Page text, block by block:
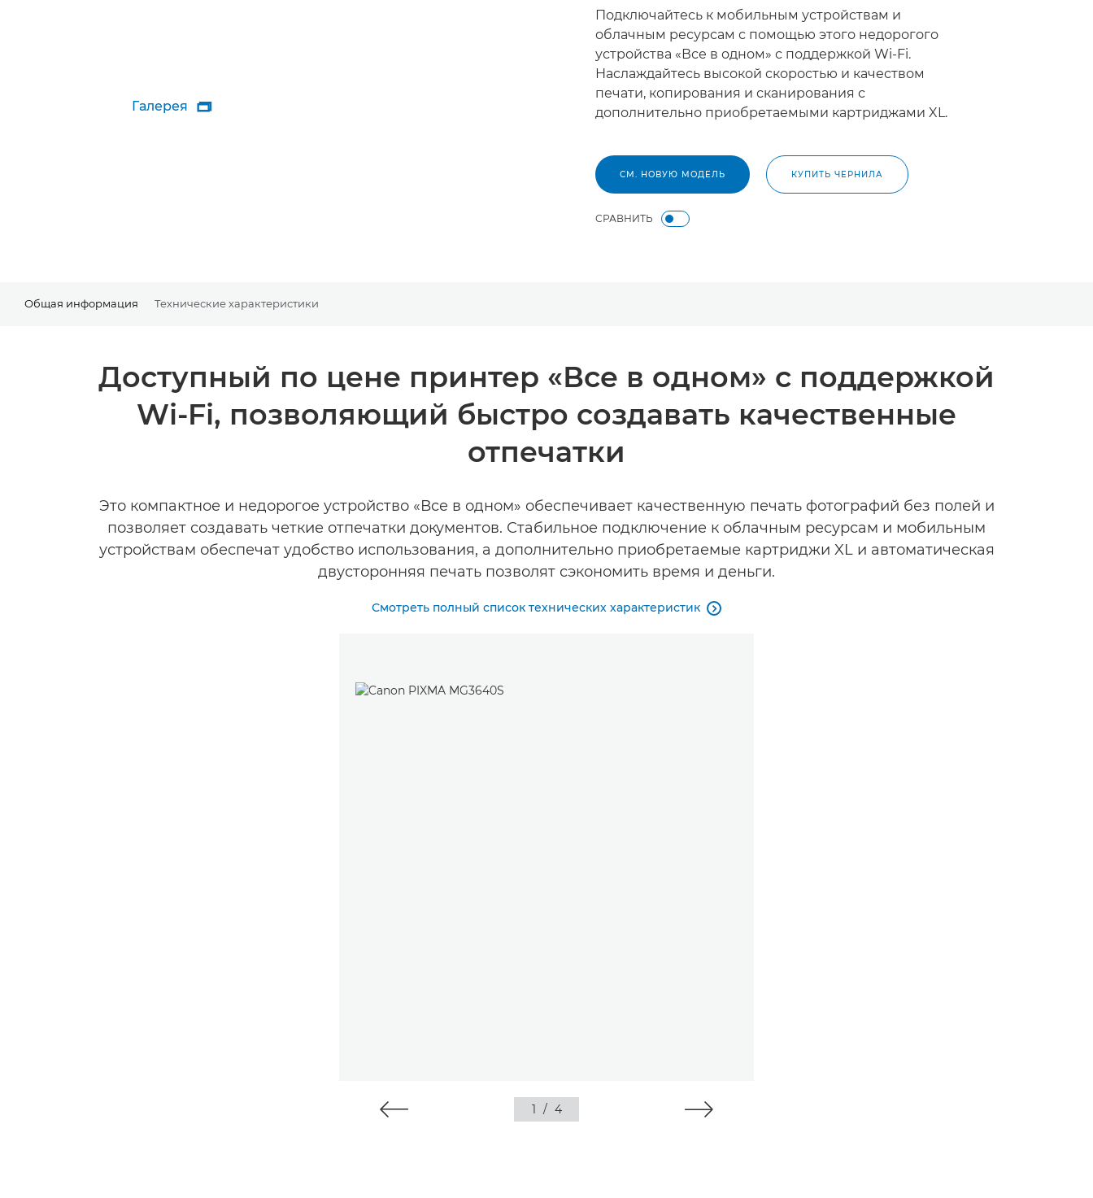
Галерея 
Подключайтесь к мобильным устройствам и
облачным ресурсам с помощью этого недорогого
устройства «Все в одном» с поддержкой Wi-Fi.
Наслаждайтесь высокой скоростью и качеством
печати, копирования и сканирования с
дополнительно приобретаемыми картриджами XL.
СМ. НОВУЮ МОДЕЛЬ КУПИТЬ ЧЕРНИЛА
СРАВНИТЬ
Общая информация Технические характеристики
Доступный по цене принтер «Все в одном» с поддержкой
Wi-Fi, позволяющий быстро создавать качественные
отпечатки
Это компактное и недорогое устройство «Все в одном» обеспечивает качественную печать фотографий без полей и
позволяет создавать четкие отпечатки документов. Стабильное подключение к облачным ресурсам и мобильным
устройствам обеспечат удобство использования, а дополнительно приобретаемые картриджи XL и автоматическая
двусторонняя печать позволят сэкономить время и деньги.
Смотреть полный список технических характеристик 
1 / 4